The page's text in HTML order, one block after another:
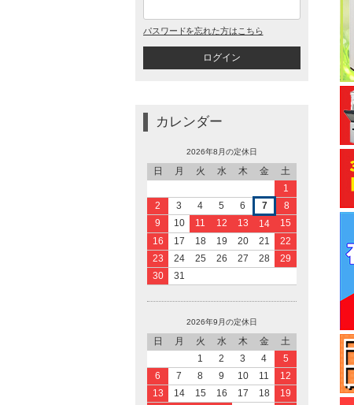
パスワードを忘れた方はこちら
カレンダー
2026年8月の定休日
日 月 火 水 木 金
土
1
2
3 4 5 6 7
8
9
10 11 12 13 14
15
16
17 18 19 20 21
22
23
24 25 26 27 28
29
30
31
2026年9月の定休日
日 月 火 水 木 金
土
1
2 3 4
5
6
7 8 9 10 11
12
13
14 15 16 17 18
19